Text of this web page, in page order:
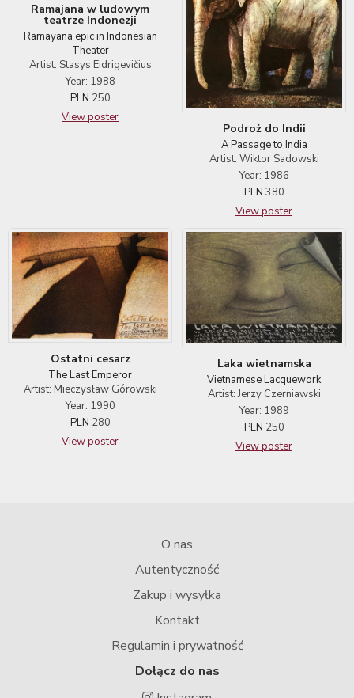
Ramajana w ludowym
teatrze Indonezji
Ramayana epic in Indonesian
Theater
Artist: Stasys Eidrigevičius
Year: 1988
PLN 250
View poster
Podroż do Indii
A Passage to India
Artist: Wiktor Sadowski
Year: 1986
PLN 380
View poster
Ostatni cesarz
The Last Emperor
Artist: Mieczysław Górowski
Year: 1990
PLN 280
View poster
Laka wietnamska
Vietnamese Lacquework
Artist: Jerzy Czerniawski
Year: 1989
PLN 250
View poster
O nas
Autentyczność
Zakup i wysyłka
Kontakt
Regulamin i prywatność
Dołącz do nas